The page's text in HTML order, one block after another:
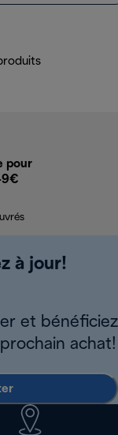
pour
à jour!
et bénéficiez
achat!